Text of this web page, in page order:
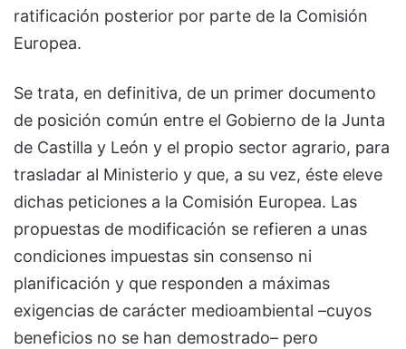
ratificación posterior por parte de la Comisión
Europea.
Se trata, en definitiva, de un primer documento
de posición común entre el Gobierno de la Junta
de Castilla y León y el propio sector agrario, para
trasladar al Ministerio y que, a su vez, éste eleve
dichas peticiones a la Comisión Europea. Las
propuestas de modificación se refieren a unas
condiciones impuestas sin consenso ni
planificación y que responden a máximas
exigencias de carácter medioambiental –cuyos
beneficios no se han demostrado– pero